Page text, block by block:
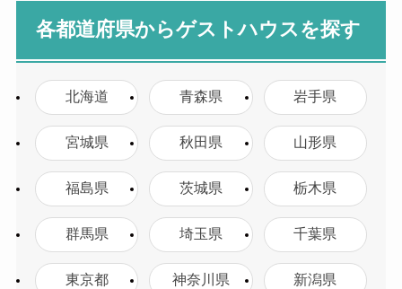
各都道府県からゲストハウスを探す
北海道 青森県 岩手県
宮城県 秋田県 山形県
福島県 茨城県 栃木県
群馬県 埼玉県 千葉県
東京都 神奈川県 新潟県